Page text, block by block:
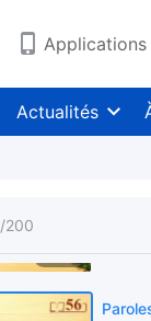
Actualités
/200
10:04
8:00